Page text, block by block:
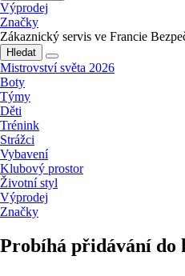
Výprodej
Značky
Zákaznický servis ve Francie
Hledat
Mistrovství světa 2026
Boty
Týmy
Děti
Trénink
Strážci
Vybavení
Klubový prostor
Životní styl
Výprodej
Značky
Probíhá přidávání do